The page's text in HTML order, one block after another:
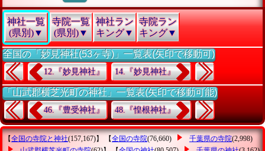
神社一覧
(県別)▼
寺院一覧
(県別)▼
神社ラン
キング▼
寺院ラン
キング▼
全国の「妙見神社(53ヶ寺)」一覧表(矢印で移動可)
12.『妙見神社』 14.『妙見神社』
「山武郡横芝光町の神社」一覧表(矢印で移動可能)
46.『豊受神社』 48.『惶根神社』
【全国の寺院と神社(157,167)】 【全国の寺院(76,660) 千葉県の寺院(2,998)